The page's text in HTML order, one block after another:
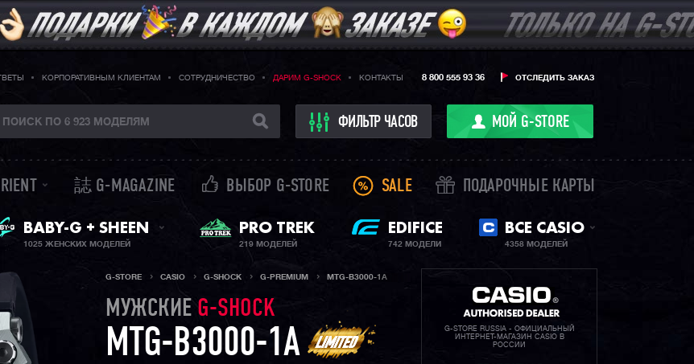
КОРПОРАТИВНЫМ КЛИЕНТАМ СОТРУДНИЧЕСТВО ДАРИМ G-SHOCK КОНТАКТЫ ОТСЛЕДИТЬ ЗАКАЗ
8 800 555 93 36
ФИЛЬТР ЧАСОВ МОЙ G-STORE
誌 G-MAGAZINE ВЫБОР G-STORE SALE ПОДАРОЧНЫЕ КАРТЫ
ЖЕНСКИЕ ЧАСЫ
BABY-G + SHEEN
1025 ЖЕНСКИХ МОДЕЛЕЙ
PRO TREK
219 МОДЕЛЕЙ
EDIFICE
742 МОДЕЛИ
ВСЕ CASIO
4358 МОДЕЛЕЙ
G-STORE CASIO G-SHOCK G-PREMIUM MTG-B3000-1A
МУЖСКИЕ G-SHOCK
MTG-B3000-1A
G-STORE RUSSIA - ОФИЦИАЛЬНЫЙ
ИНТЕРНЕТ-МАГАЗИН CASIO В
РОССИИ